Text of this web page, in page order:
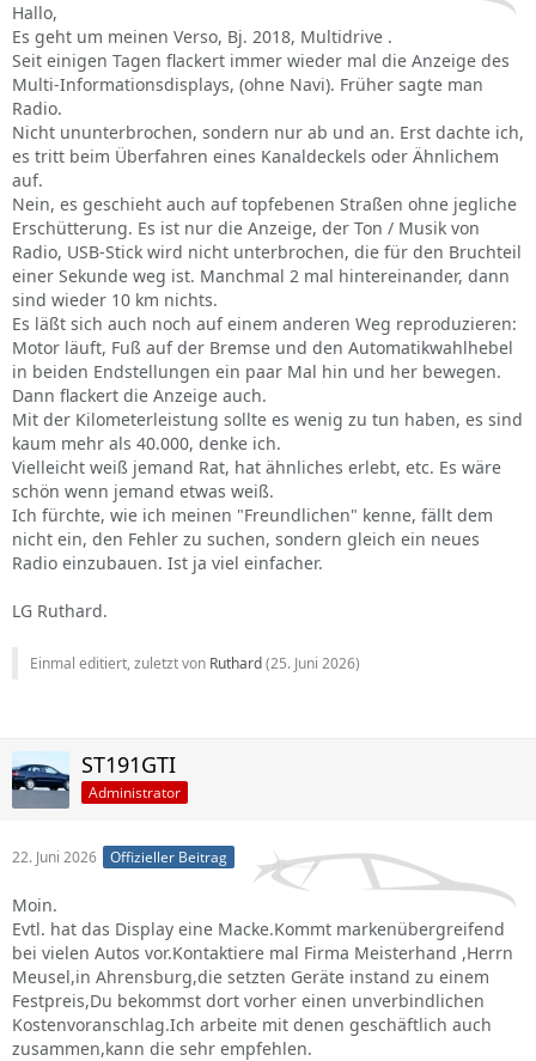
Hallo,
Es geht um meinen Verso, Bj. 2018, Multidrive .
Seit einigen Tagen flackert immer wieder mal die Anzeige des
Multi-Informationsdisplays, (ohne Navi). Früher sagte man
Radio.
Nicht ununterbrochen, sondern nur ab und an. Erst dachte ich,
es tritt beim Überfahren eines Kanaldeckels oder Ähnlichem
auf.
Nein, es geschieht auch auf topfebenen Straßen ohne jegliche
Erschütterung. Es ist nur die Anzeige, der Ton / Musik von
Radio, USB-Stick wird nicht unterbrochen, die für den Bruchteil
einer Sekunde weg ist. Manchmal 2 mal hintereinander, dann
sind wieder 10 km nichts.
Es läßt sich auch noch auf einem anderen Weg reproduzieren:
Motor läuft, Fuß auf der Bremse und den Automatikwahlhebel
in beiden Endstellungen ein paar Mal hin und her bewegen.
Dann flackert die Anzeige auch.
Mit der Kilometerleistung sollte es wenig zu tun haben, es sind
kaum mehr als 40.000, denke ich.
Vielleicht weiß jemand Rat, hat ähnliches erlebt, etc. Es wäre
schön wenn jemand etwas weiß.
Ich fürchte, wie ich meinen "Freundlichen" kenne, fällt dem
nicht ein, den Fehler zu suchen, sondern gleich ein neues
Radio einzubauen. Ist ja viel einfacher.
LG Ruthard.
Einmal editiert, zuletzt von Ruthard(25. Juni 2026)
ST191GTI
Administrator
22. Juni 2026 Offizieller Beitrag
Moin.
Evtl. hat das Display eine Macke.Kommt markenübergreifend
bei vielen Autos vor.Kontaktiere mal Firma Meisterhand ,Herrn
Meusel,in Ahrensburg,die setzten Geräte instand zu einem
Festpreis,Du bekommst dort vorher einen unverbindlichen
Kostenvoranschlag.Ich arbeite mit denen geschäftlich auch
zusammen,kann die sehr empfehlen.